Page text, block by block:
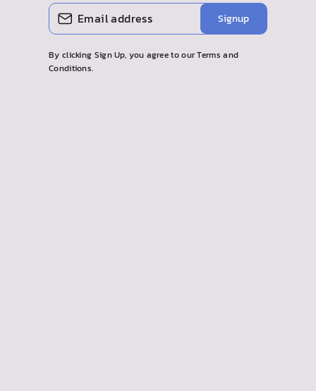
ENTREZ
VOTRE
EMAIL
S'ABONNER
Signup
By clicking Sign Up, you agree to our Terms and
Conditions.